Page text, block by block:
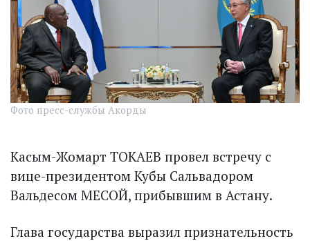
Фото пресс-службы Акорды
Касым-Жомарт ТОКАЕВ провел встречу с
вице-президентом Кубы Сальвадором
Вальдесом МЕСОЙ, прибывшим в Астану.
Глава государства выразил признательность